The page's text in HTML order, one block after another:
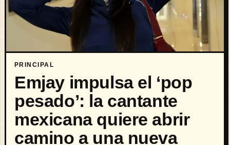
PRINCIPAL
Emjay impulsa el ‘pop
pesado’: la cantante
mexicana quiere abrir
camino a una nueva